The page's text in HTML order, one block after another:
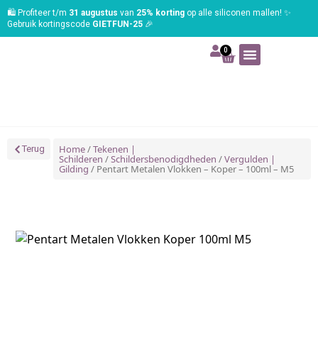
🛍️ Profiteer t/m 31 augustus van 25% korting op alle siliconen mallen! ✨
Gebruik kortingscode GIETFUN-25 🎉
0
Terug Home/Tekenen |
Schilderen /Schildersbenodigdheden /Vergulden |
Gilding / Pentart Metalen Vlokken – Koper – 100ml – M5